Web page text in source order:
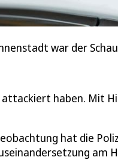
war der
haben. Mit
hat die
am